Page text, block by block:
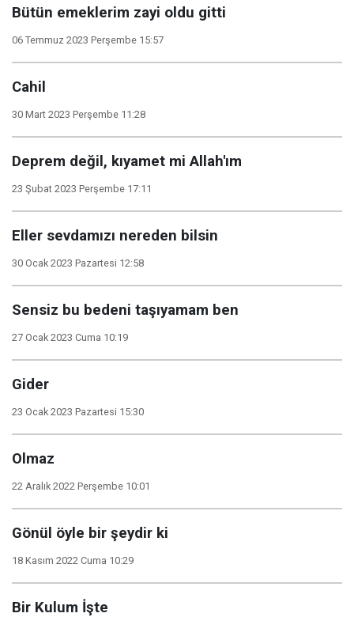
Bütün emeklerim zayi oldu gitti
06 Temmuz 2023 Perşembe 15:57
Cahil
30 Mart 2023 Perşembe 11:28
Deprem değil, kıyamet mi Allah'ım
23 Şubat 2023 Perşembe 17:11
Eller sevdamızı nereden bilsin
30 Ocak 2023 Pazartesi 12:58
Sensiz bu bedeni taşıyamam ben
27 Ocak 2023 Cuma 10:19
Gider
23 Ocak 2023 Pazartesi 15:30
Olmaz
22 Aralık 2022 Perşembe 10:01
Gönül öyle bir şeydir ki
18 Kasım 2022 Cuma 10:29
Bir Kulum İşte